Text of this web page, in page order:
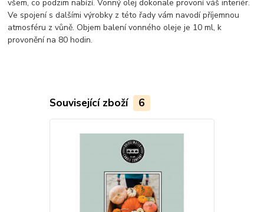
všem, co podzim nabízí. Vonný olej dokonale provoní váš interiér.
Ve spojení s dalšími výrobky z této řady vám navodí příjemnou
atmosféru z vůně. Objem balení vonného oleje je 10 ml, k
provonění na 80 hodin.
Související zboží 6